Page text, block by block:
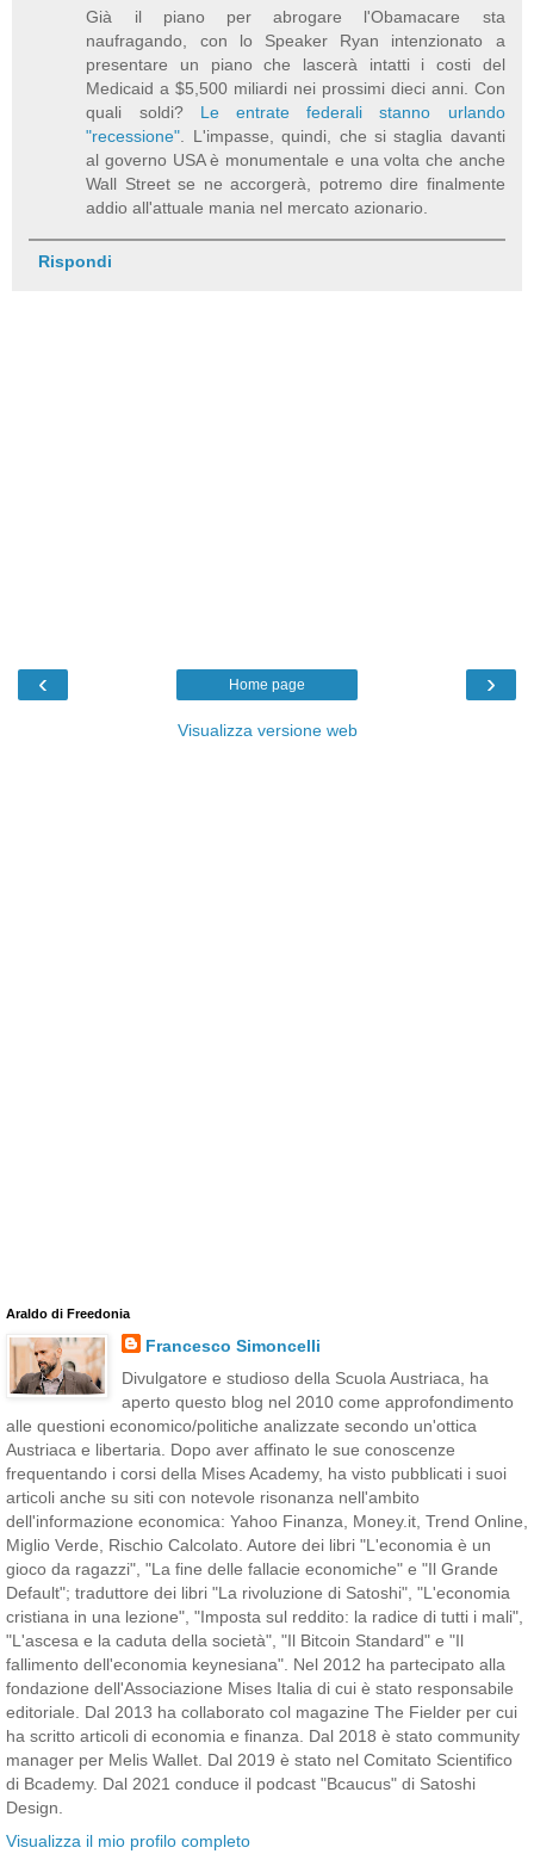
Già il piano per abrogare l'Obamacare sta
naufragando, con lo Speaker Ryan intenzionato a
presentare un piano che lascerà intatti i costi del
Medicaid a $5,500 miliardi nei prossimi dieci anni. Con
quali soldi? Le entrate federali stanno urlando
"recessione" . L'impasse, quindi, che si staglia davanti
al governo USA è monumentale e una volta che anche
Wall Street se ne accorgerà, potremo dire finalmente
addio all'attuale mania nel mercato azionario.
Rispondi
‹ ›
Home page
Visualizza versione web
Araldo di Freedonia
Francesco Simoncelli
Divulgatore e studioso della Scuola Austriaca, ha
aperto questo blog nel 2010 come approfondimento
alle questioni economico/politiche analizzate secondo un'ottica
Austriaca e libertaria. Dopo aver affinato le sue conoscenze
frequentando i corsi della Mises Academy, ha visto pubblicati i suoi
articoli anche su siti con notevole risonanza nell'ambito
dell'informazione economica: Yahoo Finanza, Money.it, Trend Online,
Miglio Verde, Rischio Calcolato. Autore dei libri "L'economia è un
gioco da ragazzi", "La fine delle fallacie economiche" e "Il Grande
Default"; traduttore dei libri "La rivoluzione di Satoshi", "L'economia
cristiana in una lezione", "Imposta sul reddito: la radice di tutti i mali",
"L'ascesa e la caduta della società", "Il Bitcoin Standard" e "Il
fallimento dell'economia keynesiana". Nel 2012 ha partecipato alla
fondazione dell'Associazione Mises Italia di cui è stato responsabile
editoriale. Dal 2013 ha collaborato col magazine The Fielder per cui
ha scritto articoli di economia e finanza. Dal 2018 è stato community
manager per Melis Wallet. Dal 2019 è stato nel Comitato Scientifico
di Bcademy. Dal 2021 conduce il podcast "Bcaucus" di Satoshi
Design.
Visualizza il mio profilo completo